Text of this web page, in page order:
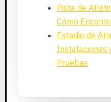
Pista de
Cómo
Estadio de
Instalaciones
Pruebas